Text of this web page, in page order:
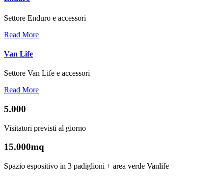
Settore Enduro e accessori
Read More
Van Life
Settore Van Life e accessori
Read More
5.000
Visitatori previsti al giorno
15.000mq
Spazio espositivo in 3 padiglioni + area verde Vanlife